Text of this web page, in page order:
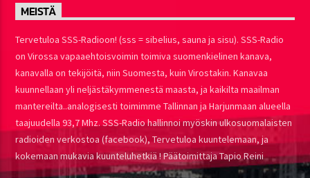
MEISTÄ
Tervetuloa SSS-Radioon! (sss = sibelius, sauna ja sisu). SSS-Radio
on Virossa vapaaehtoisvoimin toimiva suomenkielinen kanava,
kanavalla on tekijöitä, niin Suomesta, kuin Virostakin. Kanavaa
kuunnellaan yli neljästäkymmenestä maasta, ja kaikilta maailman
mantereilta..analogisesti toimimme Tallinnan ja Harjunmaan alueella
taajuudella 93,7 Mhz. SSS-Radio hallinnoi myöskin ulkosuomalaisten
radioiden verkostoa (facebook), Tervetuloa kuuntelemaan, ja
kokemaan mukavia kuunteluhetkiä ! Päätoimittaja Tapio Reini